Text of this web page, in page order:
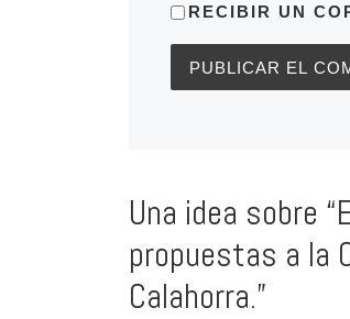
RECIBIR UN
Una idea sobre
propuestas a la
Calahorra.”